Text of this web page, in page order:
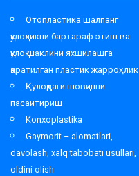
Отопластика шалпанг
қулоқликни бартараф этиш ва
қулоқ шаклини яхшилашга
қаратилган пластик жарроҳлик
Қулоқдаги шовқинни
пасайтириш
Konxoplastika
Gaymorit – alomatlari,
davolash, xalq tabobati usullari,
oldini olish